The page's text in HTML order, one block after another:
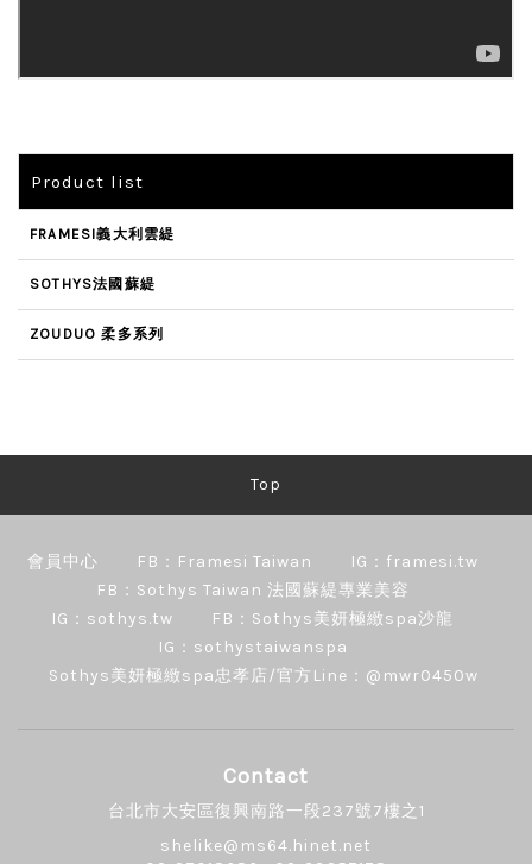
Product list
FRAMESI義大利雲緹
SOTHYS法國蘇緹
ZOUDUO 柔多系列
Top
會員中心 FB：Framesi Taiwan
IG：framesi.tw
FB：Sothys Taiwan 法國蘇緹專業美容
IG：sothys.tw
FB：Sothys美妍極緻spa沙龍
IG：sothystaiwanspa
Sothys美妍極緻spa忠孝店/官方Line：@mwr0450w
Contact
台北市大安區復興南路一段237號7樓之1
shelike@ms64.hinet.net